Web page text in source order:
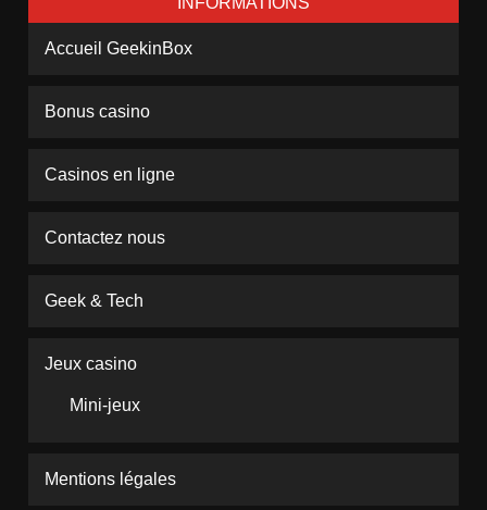
Accueil GeekinBox
Bonus casino
Casinos en ligne
Contactez nous
Geek & Tech
Jeux casino
Mini-jeux
Mentions légales